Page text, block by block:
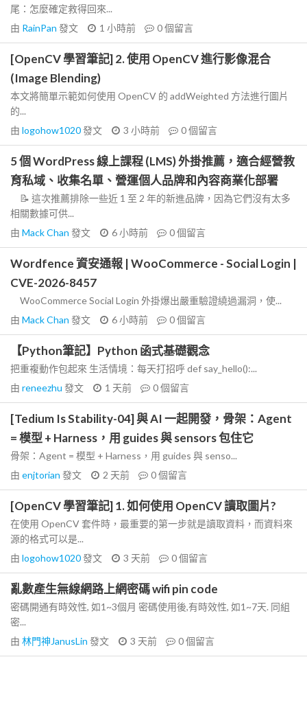
尾：怎麼確定救得回來...
由 RainPan 發文 1 小時前 0個留言
[OpenCV 學習筆記] 2. 使用 OpenCV 進行影像混合
(Image Blending)
本文將簡單示範如何使用 OpenCV 的 addWeighted 方法進行圖片
的...
由 logohow1020發文 3 小時前 0個留言
5 個 WordPress 線上課程 (LMS) 外掛推薦，適合經營教
育私域、收集名單、營運個人品牌和內容商業化部署
📝 這次推薦排除一些近 1 至 2 年的新進品牌，因為它們沒有太多
相關數據可供...
由 Mack Chan 發文 6 小時前 0個留言
Wordfence 資安通報 | WooCommerce - Social Login |
CVE-2026-8457
WooCommerce Social Login 外掛爆出嚴重驗證繞過漏洞，使...
由 Mack Chan 發文 6 小時前 0個留言
【Python筆記】Python 函式基礎觀念
把重複動作包起來 生活情境：每天打招呼 def say_hello():...
由 reneezhu 發文 1 天前 0個留言
[Tedium Is Stability-04] 與 AI 一起開發，骨架：Agent
= 模型 + Harness，用 guides 與 sensors 包住它
骨架：Agent = 模型 + Harness，用 guides 與 senso...
由 enjtorian 發文 2 天前 0個留言
[OpenCV 學習筆記] 1. 如何使用 OpenCV 讀取圖片?
在使用 OpenCV 套件時，最重要的第一步就是讀取資料，而資料來
源的格式可以是...
由 logohow1020發文 3 天前 0個留言
亂數產生無線網路上網密碼 wifi pin code
密碼開通有時效性, 如1~3個月 密碼使用後,有時效性, 如1~7天. 同組
密...
由 林門神JanusLin 發文 3 天前 0個留言